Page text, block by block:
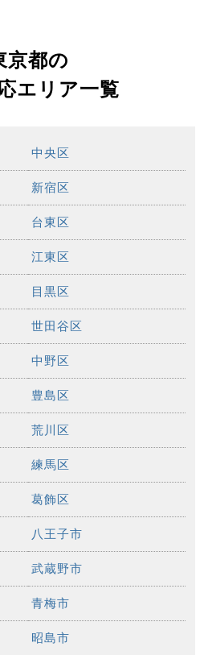
京都の
エリア一覧
中央区
新宿区
台東区
江東区
目黒区
世田谷区
中野区
豊島区
荒川区
練馬区
葛飾区
八王子市
武蔵野市
青梅市
昭島市